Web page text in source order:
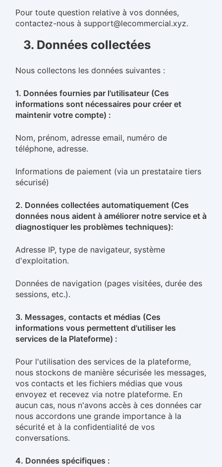
Pour toute question relative à vos données,
contactez-nous à support@lecommercial.xyz.
3. Données collectées
Nous collectons les données suivantes :
1. Données fournies par l'utilisateur (Ces
informations sont nécessaires pour créer et
maintenir votre compte) :
Nom, prénom, adresse email, numéro de
téléphone, adresse.
Informations de paiement (via un prestataire tiers
sécurisé)
2. Données collectées automatiquement (Ces
données nous aident à améliorer notre service et à
diagnostiquer les problèmes techniques):
Adresse IP, type de navigateur, système
d'exploitation.
Données de navigation (pages visitées, durée des
sessions, etc.).
3. Messages, contacts et médias (Ces
informations vous permettent d'utiliser les
services de la Plateforme) :
Pour l'utilisation des services de la plateforme,
nous stockons de manière sécurisée les messages,
vos contacts et les fichiers médias que vous
envoyez et recevez via notre plateforme. En
aucun cas, nous n'avons accès à ces données car
nous accordons une grande importance à la
sécurité et à la confidentialité de vos
conversations.
4. Données spécifiques :